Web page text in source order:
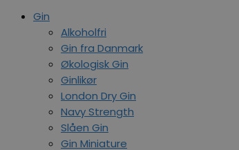
Gin
Alkoholfri
Gin fra Danmark
Økologisk Gin
Ginlikør
London Dry Gin
Navy Strength
Slåen Gin
Gin Miniature